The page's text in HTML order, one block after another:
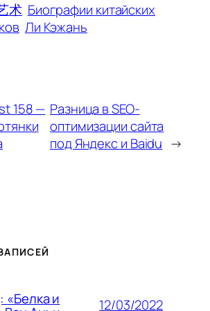
术 Биографии китайских
Ли Кэжань
158 — Разница в SEO-
оптимизации сайта
под Яндекс и Baidu →
«Белка и 12/03/2022